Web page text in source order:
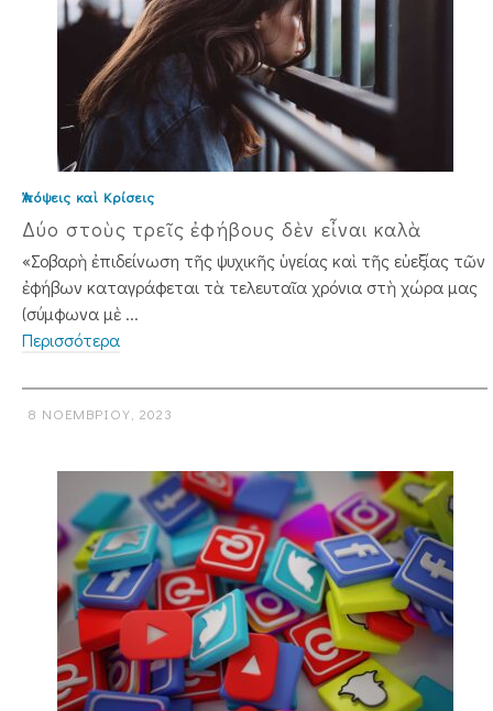
Ἀπόψεις καὶ Κρίσεις
Δύο στοὺς τρεῖς ἐφήβους δὲν εἶναι καλὰ
«Σοβαρὴ ἐπιδείνωση τῆς ψυχικῆς ὑγείας καὶ τῆς εὐεξίας τῶν
ἐφήβων καταγράφεται τὰ τελευταῖα χρόνια στὴ χώρα μας
(σύμφωνα μὲ ...
Περισσότερα
8 ΝΟΕΜΒΡΊΟΥ, 2023